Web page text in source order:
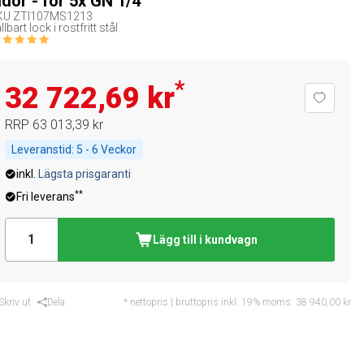
ZTI107MS1213
lock i rostfritt stål
32 722,69 kr*
RRP 63 013,39 kr
Leveranstid: 5 - 6 Veckor
inkl.
Lägsta prisgaranti
Fri leverans**
Lägg till i kundvagn
ut Dela * nettopris | bruttopris inkl. 19% moms: 38 940,00 kr